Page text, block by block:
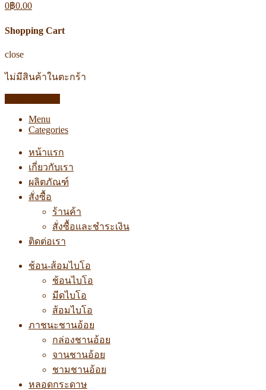
0฿0.00
Shopping Cart
close
ไม่มีสินค้าในตะกร้า
Menu
Categories
หน้าแรก
เกี่ยวกับเรา
ผลิตภัณฑ์
สั่งซื้อ
ร้านค้า
สั่งซื้อและชำระเงิน
ติดต่อเรา
ช้อน-ส้อมไบโอ
ช้อนไบโอ
มีดไบโอ
ส้อมไบโอ
ภาชนะชานอ้อย
กล่องชานอ้อย
จานชานอ้อย
ชามชานอ้อย
หลอดกระดาษ